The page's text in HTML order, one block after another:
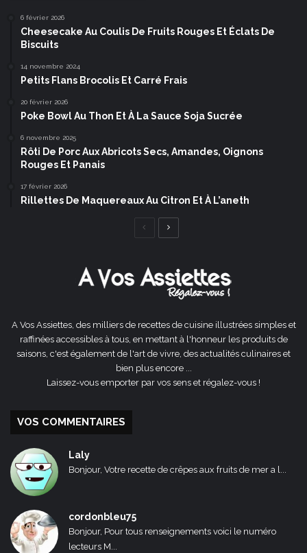
6 février 2026
Cheesecake Au Coulis De Fruits Rouges Et Éclats De
Biscuits
14 novembre 2024
Petits Flans Brocolis Et Carré Frais
20 février 2026
Poke Bowl Au Thon Et À La Sauce Soja Sucrée
6 novembre 2025
Rôti De Porc Aux Abricots Secs, Amandes, Oignons
Rouges Et Panais
17 février 2026
Rillettes De Maquereaux Au Citron Et À L’aneth
Page
A Vos Assiettes, des milliers de recettes de cuisine illustrées simples et
raffinées accessibles à tous, en mettant à l'honneur les produits de
saisons, c'est également de l'art de vivre, des actualités culinaires et
bien plus encore ...
Laissez-vous emporter par vos sens et régalez-vous !
VOS COMMENTAIRES
Laly
Bonjour, Votre recette de crêpes aux fruits de mer a l...
cordonbleu75
Bonjour, Pour tous renseignements voici le numéro
lecteurs M...